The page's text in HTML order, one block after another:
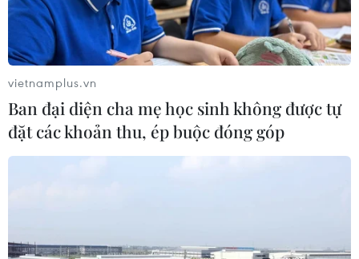
vietnamplus.vn
Ban đại diện cha mẹ học sinh không được tự
đặt các khoản thu, ép buộc đóng góp